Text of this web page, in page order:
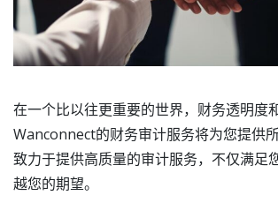
在一个比以往更重要的世界，财务透明度
Wanconnect的财务审计服务将为您提供
致力于提供高质量的审计服务，不仅满足
越您的期望。